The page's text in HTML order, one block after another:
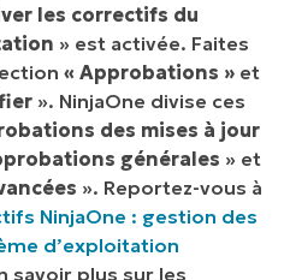
les correctifs du
» est activée. Faites
« Approbations » et
». NinjaOne divise ces
des mises à jour
générales » et
». Reportez-vous à
NinjaOne : gestion des
d’exploitation
savoir plus sur les